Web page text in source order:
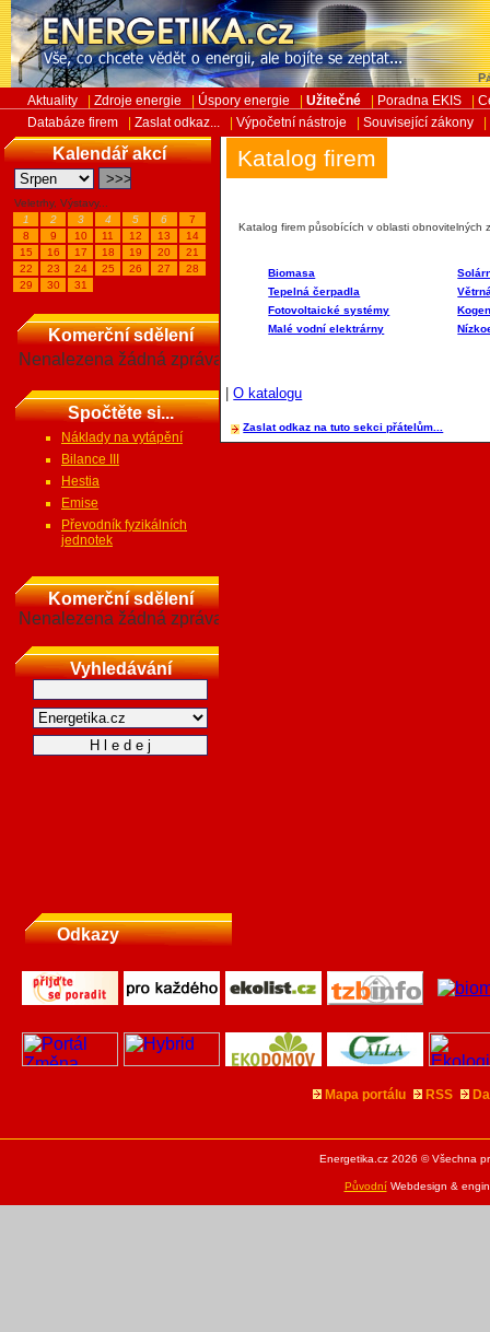
Aktuality Zdroje energie Úspory energie Užitečné Poradna EKIS
Databáze firem
Zaslat odkaz... Výpočetní nástroje Související zákony
Kalendář akcí
Veletrhy, Výstavy...
1
2 3 4 5 6
7
8
9 10 11 12 13
14
15
16 17 18 19 20
21
22
23 24 25 26 27
28
29
30 31
Komerční sdělení
Nenalezena žádná zpráva
Spočtěte si...
Náklady na vytápění
Bilance III
Hestia
Emise
Převodník fyzikálních
jednotek
Komerční sdělení
Nenalezena žádná zpráva
Vyhledávání
Katalog firem
Katalog firem působících v oblasti obnovitelných
Biomasa
Tepelná čerpadla
Fotovoltaické systémy
Malé vodní elektrárny
|O katalogu
Zaslat odkaz na tuto sekci přátelům...
Odkazy
Mapa portálu RSS
Energetika.cz 2026 © Všechna
PůvodníWebdesign &